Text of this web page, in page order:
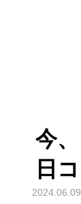
今
日
2024.06.09